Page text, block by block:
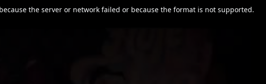
the server or network failed or because the format is not supported.